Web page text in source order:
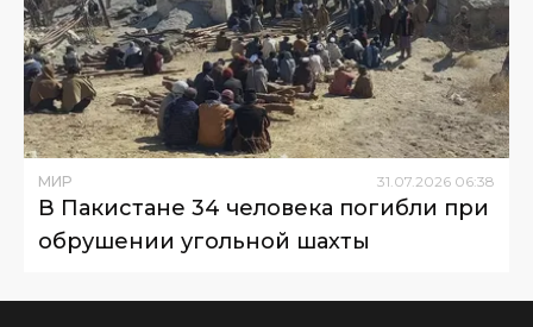
МИР 31 07 2026 06:38
В Пакистане 34 человека погибли при
обрушении угольной шахты